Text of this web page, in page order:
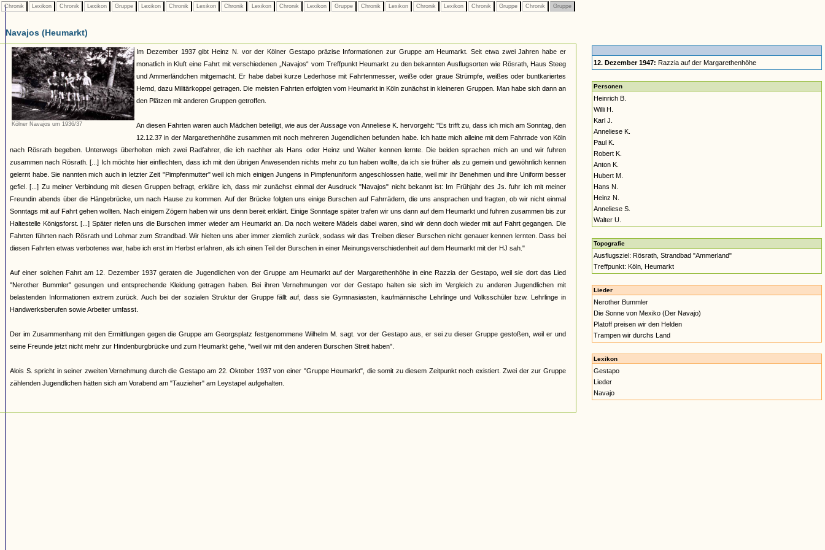
Chronik Lexikon Chronik Lexikon Gruppe Lexikon Chronik Lexikon Chronik Lexikon Chronik Lexikon Gruppe Chronik Lexikon Chronik Lexikon Chronik Gruppe Chronik Gruppe
Navajos (Heumarkt)
Kölner Navajos um 1936/37
Im Dezember 1937 gibt Heinz N. vor der Kölner Gestapo präzise Informationen zur Gruppe am Heumarkt. Seit etwa zwei Jahren habe er
monatlich in Kluft eine Fahrt mit verschiedenen „Navajos“ vom Treffpunkt Heumarkt zu den bekannten Ausflugsorten wie Rösrath, Haus Steeg
und Ammerländchen mitgemacht. Er habe dabei kurze Lederhose mit Fahrtenmesser, weiße oder graue Strümpfe, weißes oder buntkariertes
Hemd, dazu Militärkoppel getragen. Die meisten Fahrten erfolgten vom Heumarkt in Köln zunächst in kleineren Gruppen. Man habe sich dann an
den Plätzen mit anderen Gruppen getroffen.
An diesen Fahrten waren auch Mädchen beteiligt, wie aus der Aussage von Anneliese K. hervorgeht: "Es trifft zu, dass ich mich am Sonntag, den
12.12.37 in der Margarethenhöhe zusammen mit noch mehreren Jugendlichen befunden habe. Ich hatte mich alleine mit dem Fahrrade von Köln
nach Rösrath begeben. Unterwegs überholten mich zwei Radfahrer, die ich nachher als Hans oder Heinz und Walter kennen lernte. Die beiden sprachen mich an und wir fuhren
zusammen nach Rösrath. [...] Ich möchte hier einflechten, dass ich mit den übrigen Anwesenden nichts mehr zu tun haben wollte, da ich sie früher als zu gemein und gewöhnlich kennen
gelernt habe. Sie nannten mich auch in letzter Zeit "Pimpfenmutter" weil ich mich einigen Jungens in Pimpfenuniform angeschlossen hatte, weil mir ihr Benehmen und ihre Uniform besser
gefiel. [...] Zu meiner Verbindung mit diesen Gruppen befragt, erkläre ich, dass mir zunächst einmal der Ausdruck "Navajos" nicht bekannt ist: Im Frühjahr des Js. fuhr ich mit meiner
Freundin abends über die Hängebrücke, um nach Hause zu kommen. Auf der Brücke folgten uns einige Burschen auf Fahrrädern, die uns ansprachen und fragten, ob wir nicht einmal
Sonntags mit auf Fahrt gehen wollten. Nach einigem Zögern haben wir uns denn bereit erklärt. Einige Sonntage später trafen wir uns dann auf dem Heumarkt und fuhren zusammen bis zur
Haltestelle Königsforst. [...] Später riefen uns die Burschen immer wieder am Heumarkt an. Da noch weitere Mädels dabei waren, sind wir denn doch wieder mit auf Fahrt gegangen. Die
Fahrten führten nach Rösrath und Lohmar zum Strandbad. Wir hielten uns aber immer ziemlich zurück, sodass wir das Treiben dieser Burschen nicht genauer kennen lernten. Dass bei
diesen Fahrten etwas verbotenes war, habe ich erst im Herbst erfahren, als ich einen Teil der Burschen in einer Meinungsverschiedenheit auf dem Heumarkt mit der HJ sah."
Auf einer solchen Fahrt am 12. Dezember 1937 geraten die Jugendlichen von der Gruppe am Heumarkt auf der Margarethenhöhe in eine Razzia der Gestapo, weil sie dort das Lied
"Nerother Bummler" gesungen und entsprechende Kleidung getragen haben. Bei ihren Vernehmungen vor der Gestapo halten sie sich im Vergleich zu anderen Jugendlichen mit
belastenden Informationen extrem zurück. Auch bei der sozialen Struktur der Gruppe fällt auf, dass sie Gymnasiasten, kaufmännische Lehrlinge und Volksschüler bzw. Lehrlinge in
Handwerksberufen sowie Arbeiter umfasst.
Der im Zusammenhang mit den Ermittlungen gegen die Gruppe am Georgsplatz festgenommene Wilhelm M. sagt. vor der Gestapo aus, er sei zu dieser Gruppe gestoßen, weil er und
seine Freunde jetzt nicht mehr zur Hindenburgbrücke und zum Heumarkt gehe, "weil wir mit den anderen Burschen Streit haben".
Alois S. spricht in seiner zweiten Vernehmung durch die Gestapo am 22. Oktober 1937 von einer "Gruppe Heumarkt", die somit zu diesem Zeitpunkt noch existiert. Zwei der zur Gruppe
zählenden Jugendlichen hätten sich am Vorabend am "Tauzieher" am Leystapel aufgehalten.
12. Dezember 1947: Razzia auf der Margarethenhöhe
Personen
Heinrich B.
Willi H.
Karl J.
Anneliese K.
Paul K.
Robert K.
Anton K.
Hubert M.
Hans N.
Heinz N.
Anneliese S.
Walter U.
Topografie
Ausflugsziel: Rösrath, Strandbad "Ammerland"
Treffpunkt: Köln, Heumarkt
Lieder
Nerother Bummler
Die Sonne von Mexiko (Der Navajo)
Platoff preisen wir den Helden
Trampen wir durchs Land
Lexikon
Gestapo
Lieder
Navajo